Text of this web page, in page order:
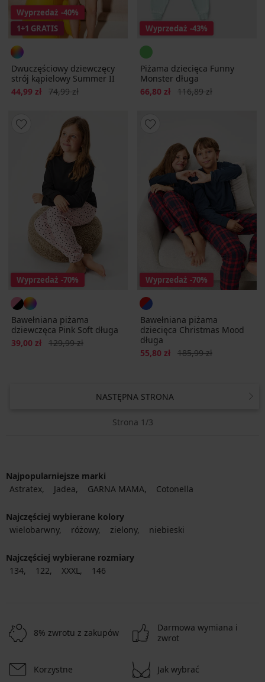
Wyprzedaż -40%
1+1 GRATIS
Dwuczęściowy dziewczęcy
strój kąpielowy Summer II
Zniżka
44,99 zł Pierwotna cena
74,99 zł
Wyprzedaż -43%
Piżama dziecięca Funny
Monster długa
Zniżka
66,80 zł Pierwotna cena
116,89 zł
Wyprzedaż -70%
Bawełniana piżama
dziewczęca Pink Soft długa
Zniżka
39,00 zł Pierwotna cena
129,99 zł
Wyprzedaż -70%
Bawełniana piżama
dziecięca Christmas Mood
długa
Zniżka
55,80 zł Pierwotna cena
185,99 zł
NASTĘPNA STRONA
Strona 1/3
Najpopularniejsze marki
Astratex
Jadea GARNA MAMA Cotonella
Najczęściej wybierane kolory
wielobarwny
różowy zielony niebieski
Najczęściej wybierane rozmiary
134
122 XXXL 146
8% zwrotu z zakupów
Darmowa wymiana i
zwrot
Korzystne Jak wybrać